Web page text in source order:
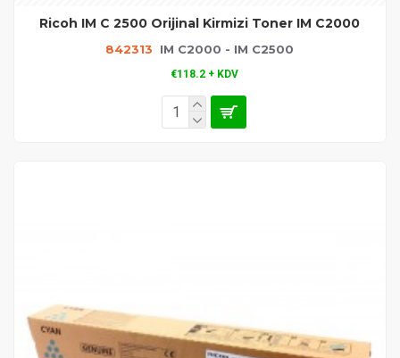
842313 IM C2000 - IM C2500
Ricoh IM C 2500 Orijinal Kirmizi Toner IM C2000
€118.2 + KDV